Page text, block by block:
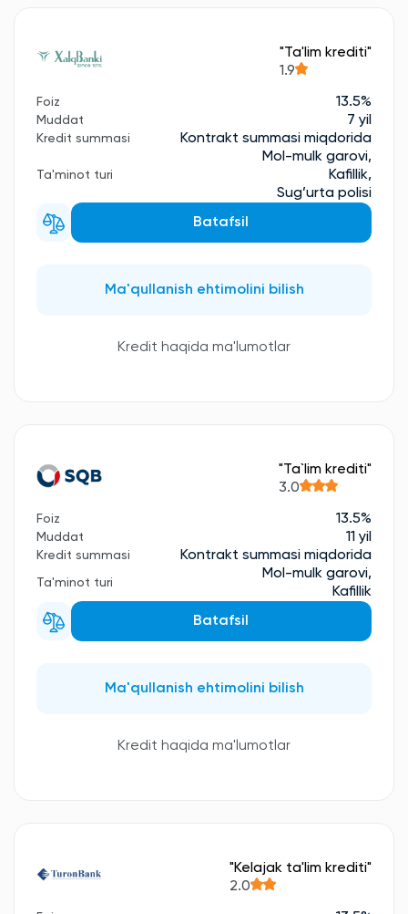
"Ta'lim krediti"
1.9
Foiz 13.5%
Muddat 7 yil
Kredit summasi Kontrakt summasi miqdorida
Ta'minot turi
Mol-mulk garovi,
Kafillik,
Sug’urta polisi
Batafsil
Ma'qullanish ehtimolini bilish
Kredit haqida ma'lumotlar
"Ta`lim krediti"
3.0
Foiz 13.5%
Muddat 11 yil
Kredit summasi Kontrakt summasi miqdorida
Ta'minot turi
Mol-mulk garovi,
Kafillik
Batafsil
Ma'qullanish ehtimolini bilish
Kredit haqida ma'lumotlar
"Kelajak ta'lim krediti"
2.0